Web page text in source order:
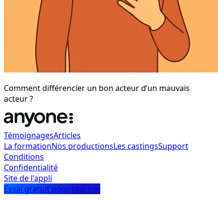
Comment différencier un bon acteur d’un mauvais
acteur ?
TémoignagesArticles
La formationNos productionsLes castingsSupport
Conditions
Confidentialité
Site de l'appli
Essai gratuit pour tourner